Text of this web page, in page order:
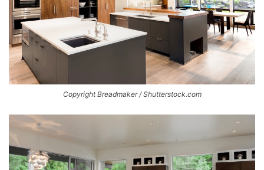
Copyright Breadmaker / Shutterstock.com